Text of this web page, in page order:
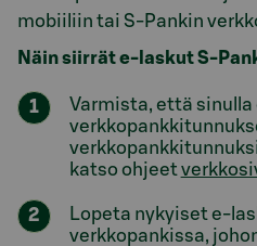
mobiiliin tai S-Pankin
Näin siirrät e-laskut S-
Varmista, että
katso ohjeet
Lopeta nykyiset e-
verkkopankissa,